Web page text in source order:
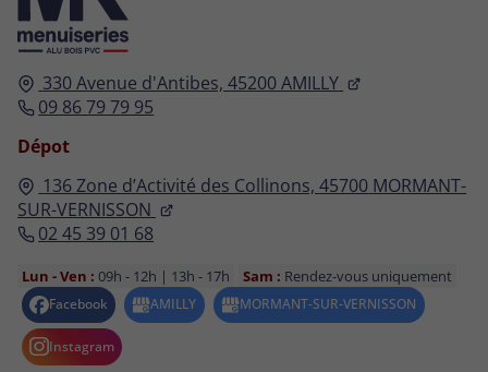
330 Avenue d'Antibes,45200AMILLY
09 86 79 79 95
Dépot
136 Zone d’Activité des Collinons,45700 MORMANT-
SUR-VERNISSON
02 45 39 01 68
Lun - Ven :09h - 12h | 13h - 17h Sam : Rendez-vous uniquement